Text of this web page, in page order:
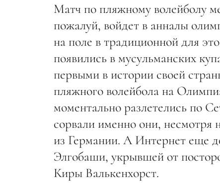
Матч по пляжному волейболу
пожалуй, войдет в анналы
на поле в традиционной для
появились в мусульманских
первыми в истории своей
пляжного волейбола на
моментально разлетелись по
сорвали именно они, несмотря
из Германии. А Интернет еще
Элгобаши, укрывшей от
Киры Валькенхорст.